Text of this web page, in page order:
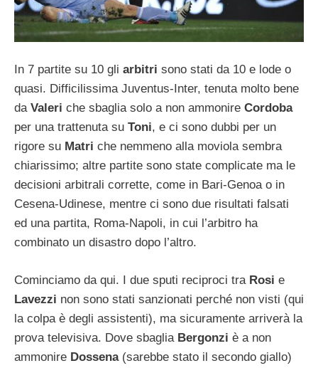
In 7 partite su 10 gli arbitri sono stati da 10 e lode o
quasi. Difficilissima Juventus-Inter, tenuta molto bene
da Valeri che sbaglia solo a non ammonire Cordoba
per una trattenuta su Toni, e ci sono dubbi per un
rigore su Matri che nemmeno alla moviola sembra
chiarissimo; altre partite sono state complicate ma le
decisioni arbitrali corrette, come in Bari-Genoa o in
Cesena-Udinese, mentre ci sono due risultati falsati
ed una partita, Roma-Napoli, in cui l’arbitro ha
combinato un disastro dopo l’altro.
Cominciamo da qui. I due sputi reciproci tra Rosi e
Lavezzi non sono stati sanzionati perché non visti (qui
la colpa è degli assistenti), ma sicuramente arriverà la
prova televisiva. Dove sbaglia Bergonzi è a non
ammonire Dossena (sarebbe stato il secondo giallo)